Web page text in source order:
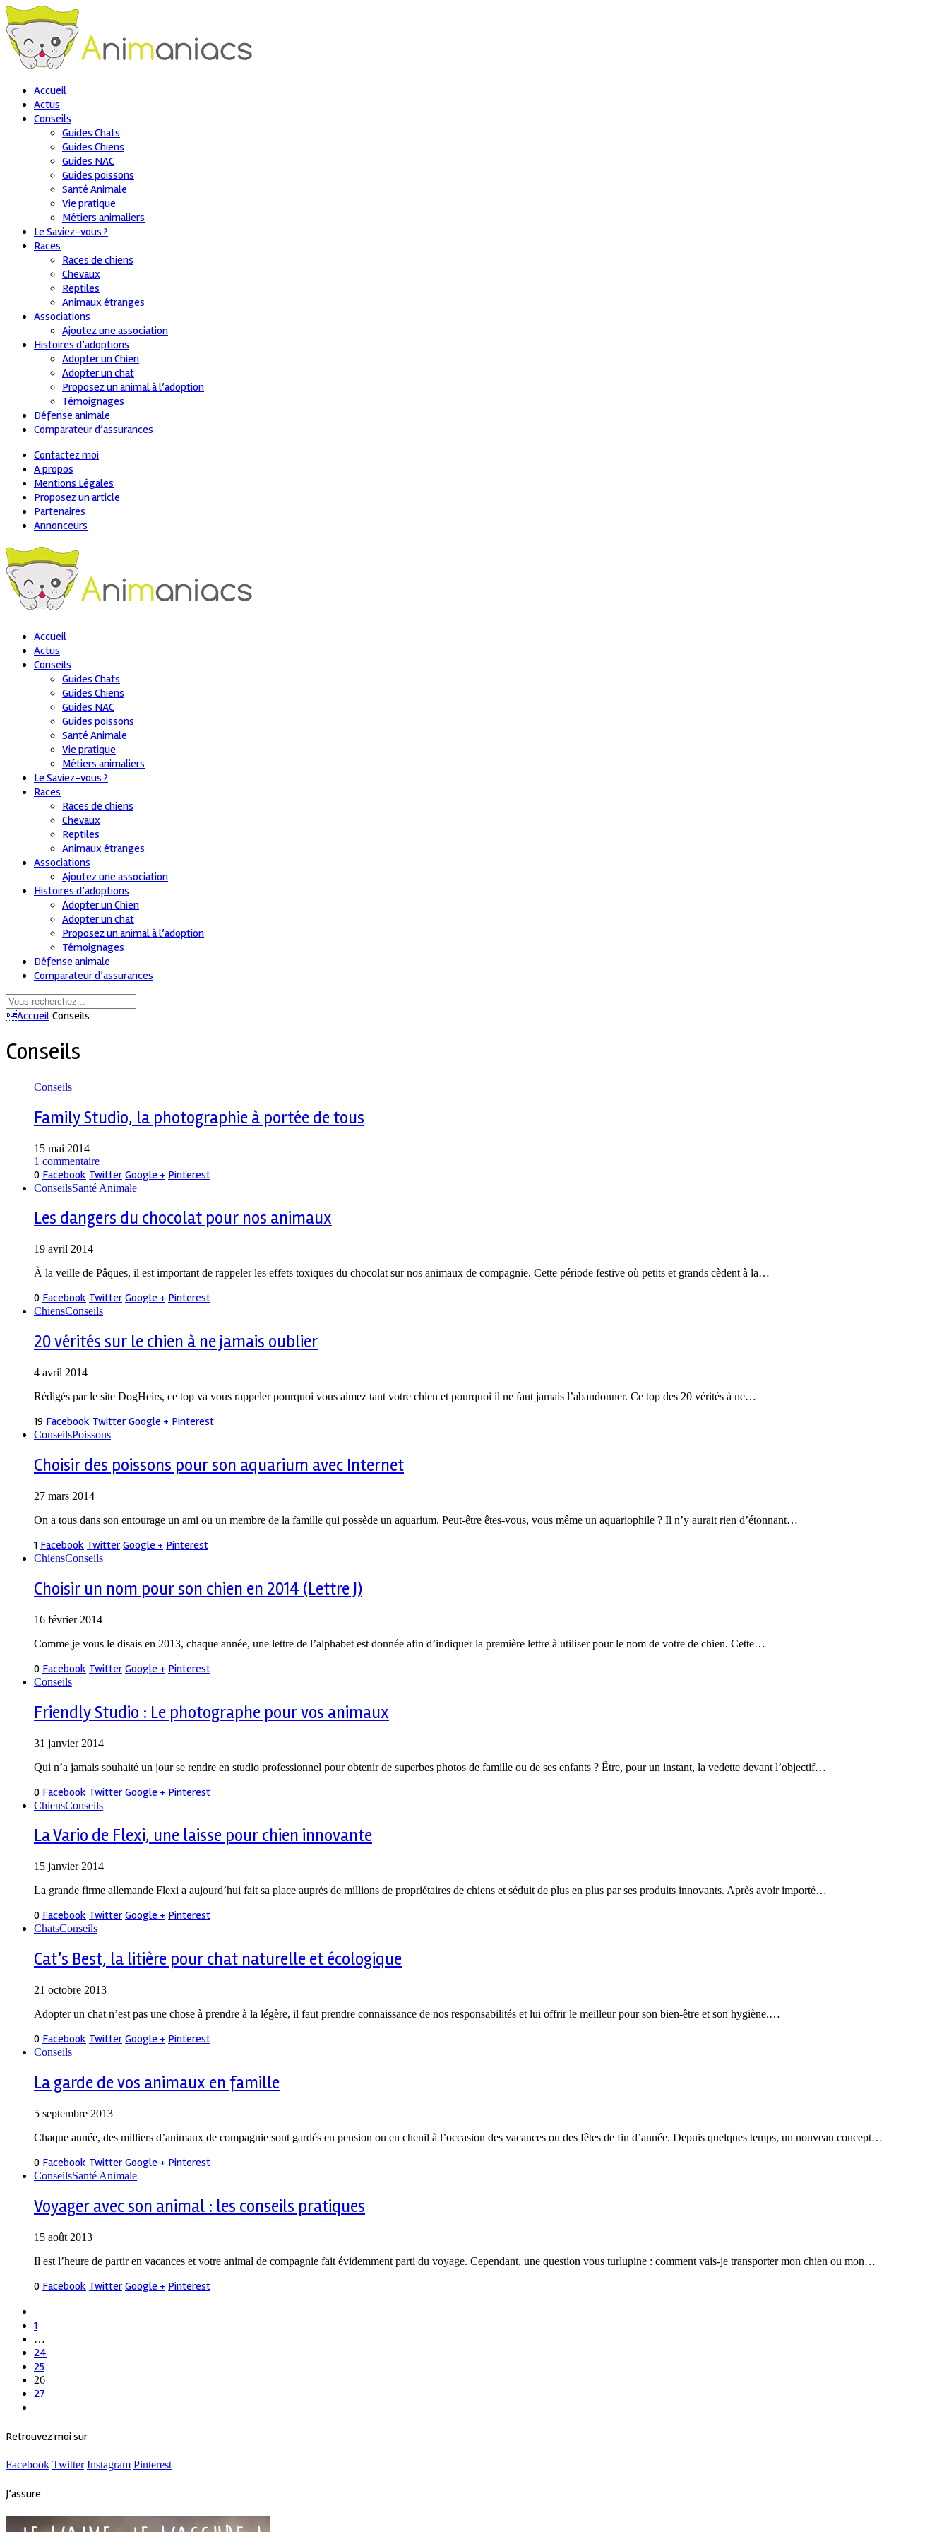
Accueil
Actus
Conseils
Guides Chats
Guides Chiens
Guides NAC
Guides poissons
Santé Animale
Vie pratique
Métiers animaliers
Le Saviez-vous ?
Races
Races de chiens
Chevaux
Reptiles
Animaux étranges
Associations
Ajoutez une association
Histoires d’adoptions
Adopter un Chien
Adopter un chat
Proposez un animal à l’adoption
Témoignages
Défense animale
Comparateur d’assurances
Contactez moi
A propos
Mentions Légales
Proposez un article
Partenaires
Annonceurs
Accueil
Actus
Conseils
Guides Chats
Guides Chiens
Guides NAC
Guides poissons
Santé Animale
Vie pratique
Métiers animaliers
Le Saviez-vous ?
Races
Races de chiens
Chevaux
Reptiles
Animaux étranges
Associations
Ajoutez une association
Histoires d’adoptions
Adopter un Chien
Adopter un chat
Proposez un animal à l’adoption
Témoignages
Défense animale
Comparateur d’assurances
Accueil Conseils
Conseils
Conseils
Family Studio, la photographie à portée de tous
15 mai 2014
1 commentaire
0 Facebook Twitter Google + Pinterest
ConseilsSanté Animale
Les dangers du chocolat pour nos animaux
19 avril 2014
À la veille de Pâques, il est important de rappeler les effets toxiques du chocolat sur nos animaux de compagnie. Cette période festive où petits et grands cèdent à la…
0 Facebook Twitter Google + Pinterest
ChiensConseils
20 vérités sur le chien à ne jamais oublier
4 avril 2014
Rédigés par le site DogHeirs, ce top va vous rappeler pourquoi vous aimez tant votre chien et pourquoi il ne faut jamais l’abandonner. Ce top des 20 vérités à ne…
19 Facebook Twitter Google + Pinterest
ConseilsPoissons
Choisir des poissons pour son aquarium avec Internet
27 mars 2014
On a tous dans son entourage un ami ou un membre de la famille qui possède un aquarium. Peut-être êtes-vous, vous même un aquariophile ? Il n’y aurait rien d’étonnant…
1 Facebook Twitter Google + Pinterest
ChiensConseils
Choisir un nom pour son chien en 2014 (Lettre J)
16 février 2014
Comme je vous le disais en 2013, chaque année, une lettre de l’alphabet est donnée afin d’indiquer la première lettre à utiliser pour le nom de votre de chien. Cette…
0 Facebook Twitter Google + Pinterest
Conseils
Friendly Studio : Le photographe pour vos animaux
31 janvier 2014
Qui n’a jamais souhaité un jour se rendre en studio professionnel pour obtenir de superbes photos de famille ou de ses enfants ? Être, pour un instant, la vedette devant l’objectif…
0 Facebook Twitter Google + Pinterest
ChiensConseils
La Vario de Flexi, une laisse pour chien innovante
15 janvier 2014
La grande firme allemande Flexi a aujourd’hui fait sa place auprès de millions de propriétaires de chiens et séduit de plus en plus par ses produits innovants. Après avoir importé…
0 Facebook Twitter Google + Pinterest
ChatsConseils
Cat’s Best, la litière pour chat naturelle et écologique
21 octobre 2013
Adopter un chat n’est pas une chose à prendre à la légère, il faut prendre connaissance de nos responsabilités et lui offrir le meilleur pour son bien-être et son hygiène.…
0 Facebook Twitter Google + Pinterest
Conseils
La garde de vos animaux en famille
5 septembre 2013
Chaque année, des milliers d’animaux de compagnie sont gardés en pension ou en chenil à l’occasion des vacances ou des fêtes de fin d’année. Depuis quelques temps, un nouveau concept…
0 Facebook Twitter Google + Pinterest
ConseilsSanté Animale
Voyager avec son animal : les conseils pratiques
15 août 2013
Il est l’heure de partir en vacances et votre animal de compagnie fait évidemment parti du voyage. Cependant, une question vous turlupine : comment vais-je transporter mon chien ou mon…
0 Facebook Twitter Google + Pinterest
1
…
24
25
26
27
Retrouvez moi sur
Facebook Twitter Instagram Pinterest
J’assure